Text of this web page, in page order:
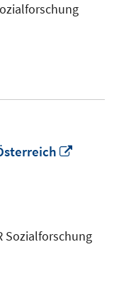
öffnen
Sozialforschung